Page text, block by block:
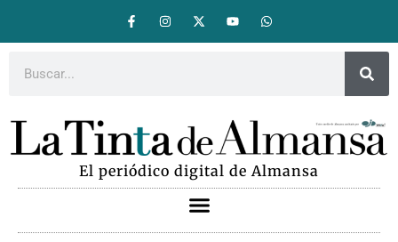
El periódico digital de Almansa